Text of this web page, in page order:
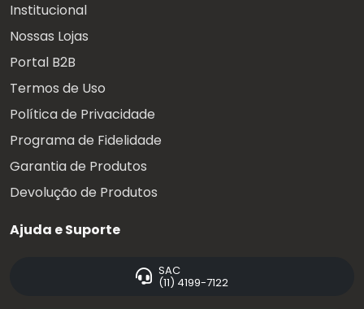
Institucional
Nossas Lojas
Portal B2B
Termos de Uso
Política de Privacidade
Programa de Fidelidade
Garantia de Produtos
Devolução de Produtos
Ajuda e Suporte
SAC
(11) 4199-7122